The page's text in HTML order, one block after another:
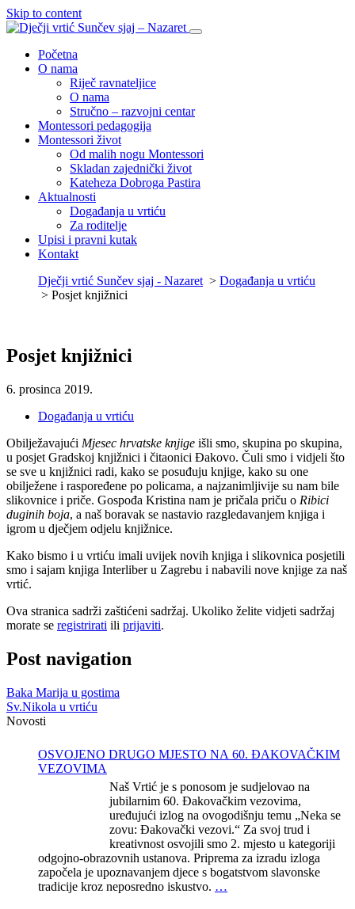
Skip to content
Početna
O nama
Riječ ravnateljice
O nama
Stručno – razvojni centar
Montessori pedagogija
Montessori život
Od malih nogu Montessori
Skladan zajednički život
Kateheza Dobroga Pastira
Aktualnosti
Događanja u vrtiću
Za roditelje
Upisi i pravni kutak
Kontakt
Dječji vrtić Sunčev sjaj - Nazaret > Događanja u vrtiću
> Posjet knjižnici
Posjet knjižnici
6. prosinca 2019.
Događanja u vrtiću
Obilježavajući Mjesec hrvatske knjige išli smo, skupina po skupina,
u posjet Gradskoj knjižnici i čitaonici Đakovo. Čuli smo i vidjeli što
se sve u knjižnici radi, kako se posuđuju knjige, kako su one
obilježene i raspoređene po policama, a najzanimljivije su nam bile
slikovnice i priče. Gospođa Kristina nam je pričala priču o Ribici
duginih boja, a naš boravak se nastavio razgledavanjem knjiga i
igrom u dječjem odjelu knjižnice.
Kako bismo i u vrtiću imali uvijek novih knjiga i slikovnica posjetili
smo i sajam knjiga Interliber u Zagrebu i nabavili nove knjige za naš
vrtić.
Ova stranica sadrži zaštićeni sadržaj. Ukoliko želite vidjeti sadržaj
morate se registrirati ili prijaviti.
Post navigation
Baka Marija u gostima
Sv.Nikola u vrtiću
Novosti
OSVOJENO DRUGO MJESTO NA 60. ĐAKOVAČKIM
VEZOVIMA
Naš Vrtić je s ponosom je sudjelovao na
jubilarnim 60. Đakovačkim vezovima,
uređujući izlog na ovogodišnju temu „Neka se
zovu: Đakovački vezovi.“ Za svoj trud i
kreativnost osvojili smo 2. mjesto u kategoriji
odgojno-obrazovnih ustanova. Priprema za izradu izloga
započela je upoznavanjem djece s bogatstvom slavonske
tradicije kroz neposredno iskustvo. …